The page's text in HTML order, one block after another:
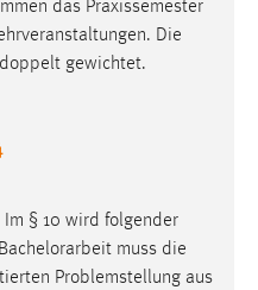
das Praxissemester
Die
gewichtet.
§ 10 wird folgender
Bachelorarbeit muss die
Problemstellung aus